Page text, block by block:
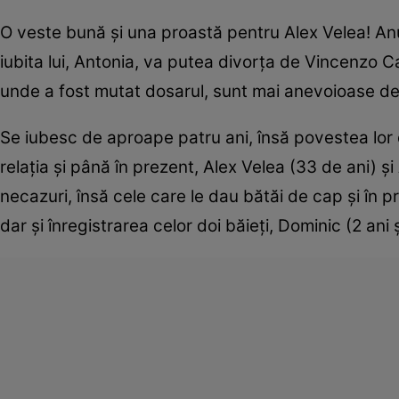
O veste bună şi una proastă pentru Alex Velea!
iubita lui, Antonia, va putea divorţa de Vincenzo
unde a fost mutat dosarul, sunt mai anevoioase
Se iubesc de aproape patru ani, însă povestea
relaţia şi până în prezent, Alex Velea (33 de ani)
necazuri, însă cele care le dau bătăi de cap şi în
dar şi înregistrarea celor doi băieţi, Dominic (2 ani